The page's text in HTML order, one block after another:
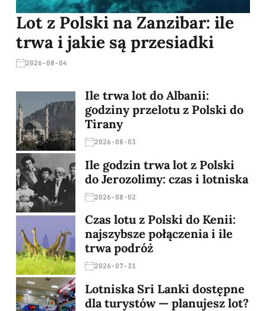
Lot z Polski na Zanzibar: ile
trwa i jakie są przesiadki
2026-08-04
Ile trwa lot do Albanii:
godziny przelotu z Polski do
Tirany
2026-08-03
Ile godzin trwa lot z Polski
do Jerozolimy: czas i lotniska
2026-08-02
Czas lotu z Polski do Kenii:
najszybsze połączenia i ile
trwa podróż
2026-07-31
Lotniska Sri Lanki dostępne
dla turystów — planujesz lot?